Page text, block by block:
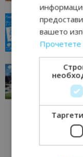
Перник
вашето